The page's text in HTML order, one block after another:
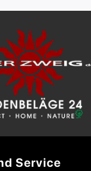
Service